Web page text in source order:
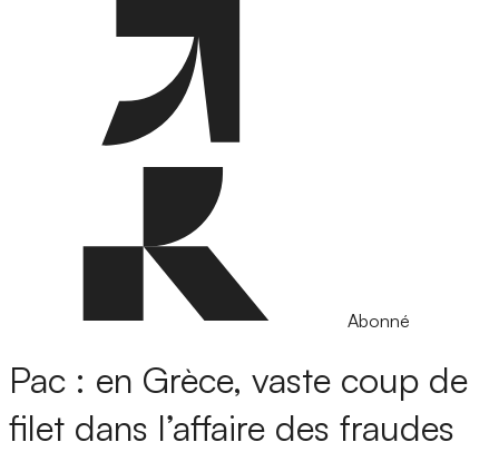
Abonné
Pac : en Grèce, vaste coup de
filet dans l’affaire des fraudes